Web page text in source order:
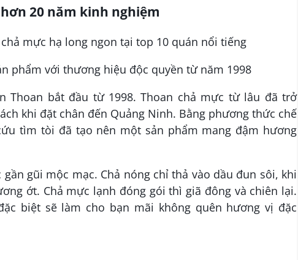
20 năm kinh nghiệm
phẩm với thương hiệu độc quyền từ năm 1998
Thoan bắt đầu từ 1998. Thoan chả mực từ lâu đã trở
khi đặt chân đến Quảng Ninh. Bằng phương thức chế
tìm tòi đã tạo nên một sản phẩm mang đậm hương
gũi mộc mạc. Chả nóng chỉ thả vào dầu đun sôi, khi
ớt. Chả mực lạnh đóng gói thì giã đông và chiên lại.
biệt sẽ làm cho bạn mãi không quên hương vị đặc